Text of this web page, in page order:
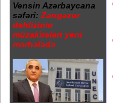
Vensin Azərbaycana
səfəri: Zəngəzur
dəhlizinin
müzakirələri yeni
mərhələdə